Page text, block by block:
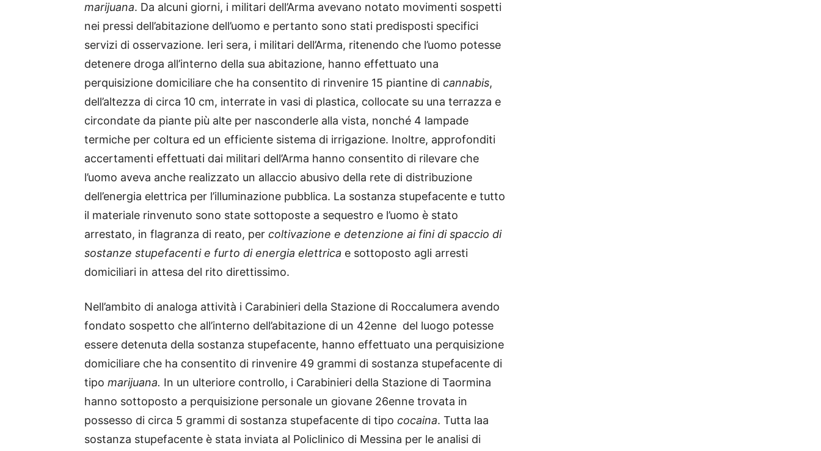
marijuana. Da alcuni giorni, i militari dell’Arma avevano notato movimenti sospetti
nei pressi dell’abitazione dell’uomo e pertanto sono stati predisposti specifici
servizi di osservazione. Ieri sera, i militari dell’Arma, ritenendo che l’uomo potesse
detenere droga all’interno della sua abitazione, hanno effettuato una
perquisizione domiciliare che ha consentito di rinvenire 15 piantine di cannabis,
dell’altezza di circa 10 cm, interrate in vasi di plastica, collocate su una terrazza e
circondate da piante più alte per nasconderle alla vista, nonché 4 lampade
termiche per coltura ed un efficiente sistema di irrigazione. Inoltre, approfonditi
accertamenti effettuati dai militari dell’Arma hanno consentito di rilevare che
l’uomo aveva anche realizzato un allaccio abusivo della rete di distribuzione
dell’energia elettrica per l’illuminazione pubblica. La sostanza stupefacente e tutto
il materiale rinvenuto sono state sottoposte a sequestro e l’uomo è stato
arrestato, in flagranza di reato, per coltivazione e detenzione ai fini di spaccio di
sostanze stupefacenti e furto di energia elettrica e sottoposto agli arresti
domiciliari in attesa del rito direttissimo.
Nell’ambito di analoga attività i Carabinieri della Stazione di Roccalumera avendo
fondato sospetto che all’interno dell’abitazione di un 42enne del luogo potesse
essere detenuta della sostanza stupefacente, hanno effettuato una perquisizione
domiciliare che ha consentito di rinvenire 49 grammi di sostanza stupefacente di
tipo marijuana. In un ulteriore controllo, i Carabinieri della Stazione di Taormina
hanno sottoposto a perquisizione personale un giovane 26enne trovata in
possesso di circa 5 grammi di sostanza stupefacente di tipo cocaina. Tutta laa
sostanza stupefacente è stata inviata al Policlinico di Messina per le analisi di